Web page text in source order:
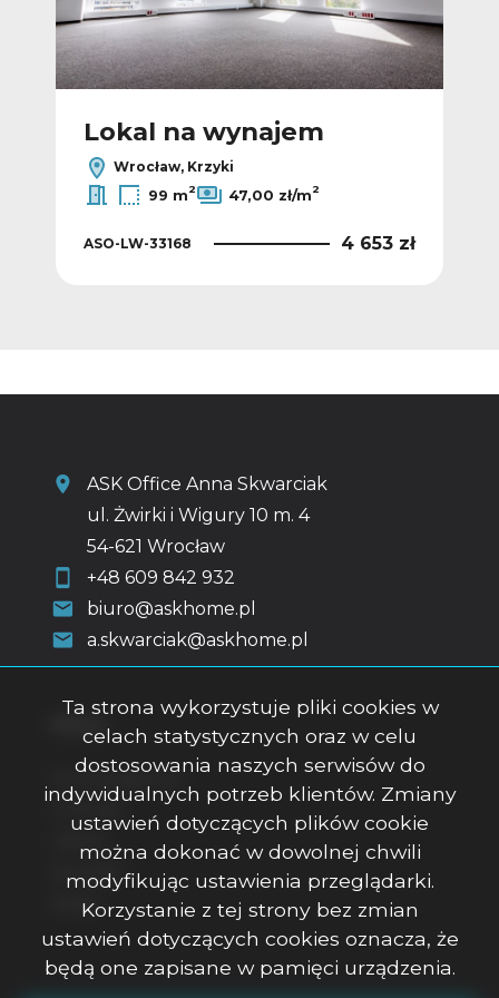
Lokal na wynajem
Wrocław, Krzyki
99 m2 47,00 zł/m2
ASO-LW-33168 4 653 zł
ASK Office Anna Skwarciak
ul. Żwirki i Wigury 10 m. 4
54-621 Wrocław
+48 609 842 932
biuro@askhome.pl
a.skwarciak@askhome.pl
Strona główna
O firmie
Kontakt
Rodo
Ta strona wykorzystuje pliki cookies w
celach statystycznych oraz w celu
dostosowania naszych serwisów do
indywidualnych potrzeb klientów. Zmiany
ustawień dotyczących plików cookie
można dokonać w dowolnej chwili
modyfikując ustawienia przeglądarki.
Korzystanie z tej strony bez zmian
ustawień dotyczących cookies oznacza, że
będą one zapisane w pamięci urządzenia.